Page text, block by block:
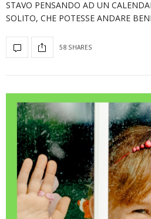
STAVO PENSANDO AD UN
SOLITO, CHE POTESSE ANDARE
58 SHARES